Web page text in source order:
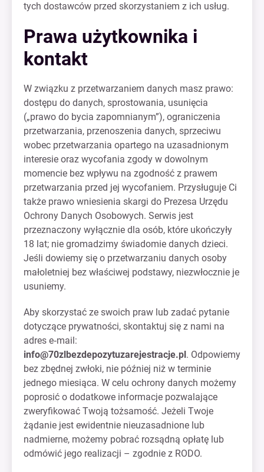
tych dostawców przed skorzystaniem z ich usług.
Prawa użytkownika i
kontakt
W związku z przetwarzaniem danych masz prawo:
dostępu do danych, sprostowania, usunięcia
(„prawo do bycia zapomnianym”), ograniczenia
przetwarzania, przenoszenia danych, sprzeciwu
wobec przetwarzania opartego na uzasadnionym
interesie oraz wycofania zgody w dowolnym
momencie bez wpływu na zgodność z prawem
przetwarzania przed jej wycofaniem. Przysługuje Ci
także prawo wniesienia skargi do Prezesa Urzędu
Ochrony Danych Osobowych. Serwis jest
przeznaczony wyłącznie dla osób, które ukończyły
18 lat; nie gromadzimy świadomie danych dzieci.
Jeśli dowiemy się o przetwarzaniu danych osoby
małoletniej bez właściwej podstawy, niezwłocznie je
usuniemy.
Aby skorzystać ze swoich praw lub zadać pytanie
dotyczące prywatności, skontaktuj się z nami na
adres e‑mail:
info@70zlbezdepozytuzarejestracje.pl. Odpowiemy
bez zbędnej zwłoki, nie później niż w terminie
jednego miesiąca. W celu ochrony danych możemy
poprosić o dodatkowe informacje pozwalające
zweryfikować Twoją tożsamość. Jeżeli Twoje
żądanie jest ewidentnie nieuzasadnione lub
nadmierne, możemy pobrać rozsądną opłatę lub
odmówić jego realizacji – zgodnie z RODO.